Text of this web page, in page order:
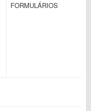
FORMULÁRIOS